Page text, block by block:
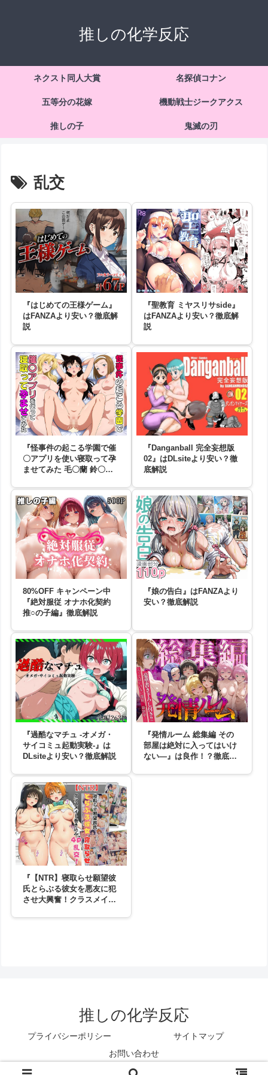
推しの化学反応
ネクスト同人大賞 名探偵コナン
五等分の花嫁 機動戦士ジークアクス
推しの子 鬼滅の刃
乱交
『はじめての王様ゲーム』
はFANZAより安い？徹底解
説
『聖教育 ミヤスリサside』
はFANZAより安い？徹底解
説
『怪事件の起こる学園で催
〇アプリを使い寝取って孕
ませてみた 毛〇蘭 鈴〇園
り安い？徹底解説
『Danganball 完全妄想版
02』はDLsiteより安い？徹
底解説
80%OFF キャンペーン中
『絶対服従 オナホ化契約
推○の子編』徹底解説
『娘の告白』はFANZAより
安い？徹底解説
『過酷なマチュ -オメガ・
サイコミュ起動実験-』は
DLsiteより安い？徹底解説
『発情ルーム 総集編 その
部屋は絶対に入ってはいけ
ない―』は良作！？徹底解
『【NTR】寝取らせ願望彼
氏とらぶる彼女を悪友に犯
させ大興奮！クラスメイト
推しの化学反応
プライバシーポリシー
サイトマップ
お問い合わせ